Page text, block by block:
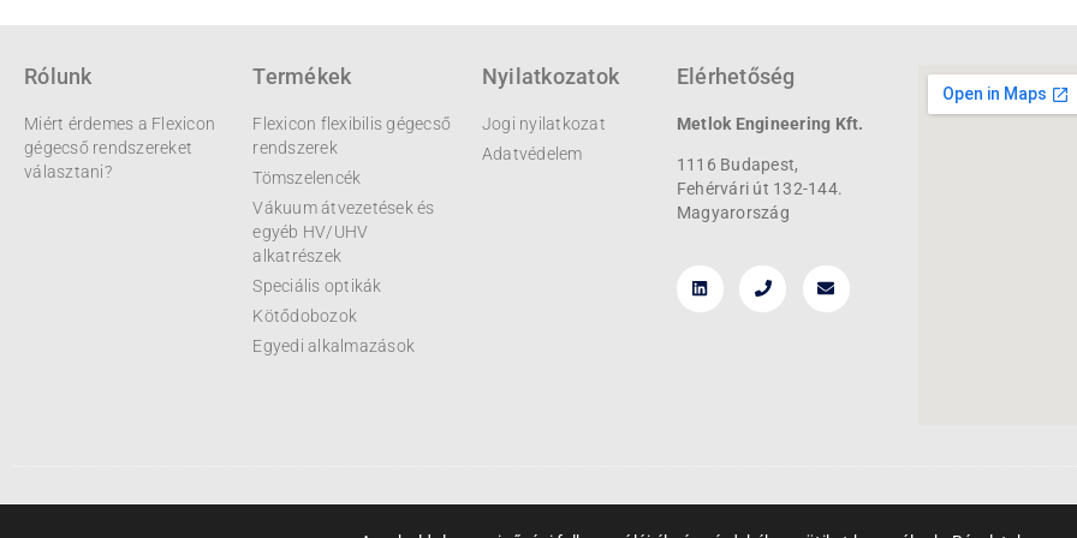
Rólunk
Miért érdemes a Flexicon
gégecső rendszereket
választani?
Termékek
Flexicon flexibilis gégecső
rendszerek
Tömszelencék
Vákuum átvezetések és
egyéb HV/UHV
alkatrészek
Speciális optikák
Kötődobozok
Egyedi alkalmazások
Nyilatkozatok
Jogi nyilatkozat
Adatvédelem
Elérhetőség
Metlok Engineering Kft.
1116 Budapest,
Fehérvári út 132-144.
Magyarország